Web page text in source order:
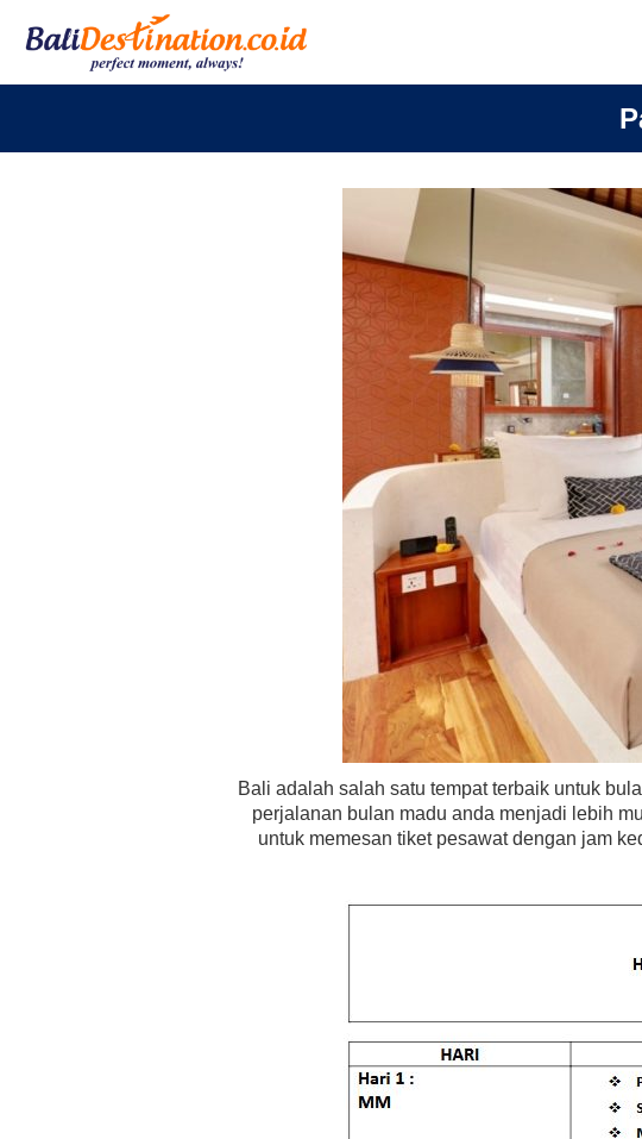
Bali adalah salah satu tempat terbaik untuk
perjalanan bulan madu anda menjadi lebih
untuk memesan tiket pesawat dengan jam